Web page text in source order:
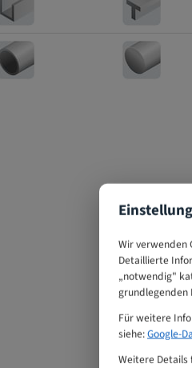
Wir verwenden
Detaillierte
„notwendig"
grundlegenden
Für weitere
siehe:Google-
Weitere Details